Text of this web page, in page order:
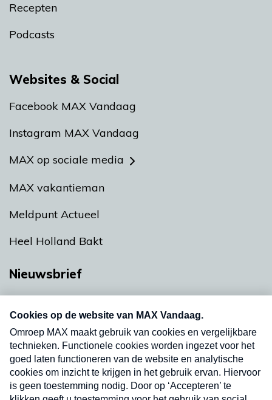
Recepten
Podcasts
Websites & Social
Facebook MAX Vandaag
Instagram MAX Vandaag
MAX op sociale media
MAX vakantieman
Meldpunt Actueel
Heel Holland Bakt
Nieuwsbrief
nieuwsbrief. Elke vrijdag- en dinsdagochtend in
uw mailbox.
Verzend